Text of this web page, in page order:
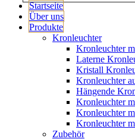
Startseite
Über uns
Produkte
Kronleuchter
Kronleuchter
Laterne
Kristall
Kronleuchter
Hängende
Kronleuchter
Kronleuchter
Kronleuchter
Zubehör